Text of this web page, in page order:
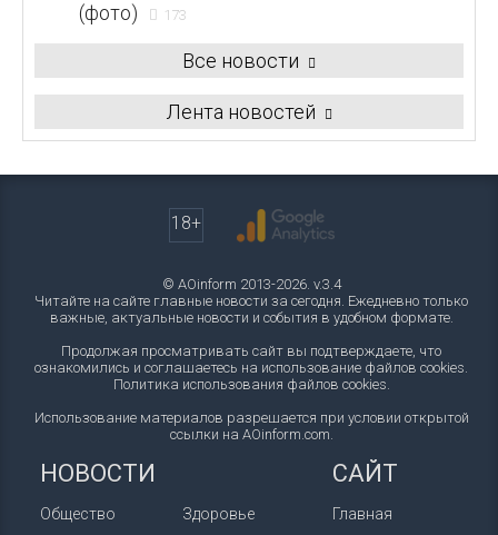
(фото)
173
Все новости
Лента новостей
18+
© AOinform 2013-2026. v.3.4
Читайте на сайте главные новости за сегодня. Ежедневно только
важные, актуальные новости и события в удобном формате.
Продолжая просматривать сайт вы подтверждаете, что
ознакомились и соглашаетесь на использование файлов cookies.
Политика использования файлов cookies.
Использование материалов разрешается при условии открытой
ссылки на AOinform.com.
НОВОСТИ
Общество
Здоровье
САЙТ
Главная